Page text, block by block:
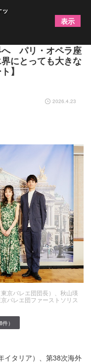
ジャパン”のオリジ
へ パリ・オペラ座
にとっても大きな
】
2026.4.23
京バレエ団団長）、秋山瑛
バレエ団ファーストソリス
）
イタリア）、第38次海外
表示